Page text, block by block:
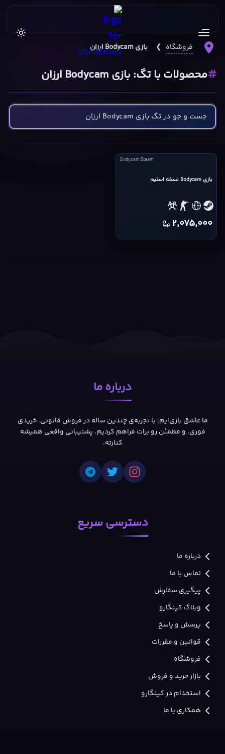
فروشگاه ❯ بازی Bodycam ارزان
محصولات با تگ: بازی Bodycam ارزان
Bodycam
cover
Bodycam Steam
بازی Bodycam نسخه استیم
2,075,000
درباره ما
ما عاشق بازی‌ایم؛ با تجربه‌ی چندین ساله در فروش قانونی، خریدی
فوری، و مطمئن رو برات فراهم کردیم. پشتیبانی واقعی همیشه
کنارته.
دسترسی سریع
درباره ما
تماس با ما
پیگیری سفارش
وبلاگ کینگارو
پرسش و پاسخ
قوانین و مقررات
فروشگاه
بازار خرید و فروش
استخدام در کینگارو
همکاری با ما